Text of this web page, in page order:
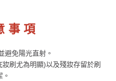
事 項
避免陽光直射。
刷尤為明顯)以及殘妝存留於刷